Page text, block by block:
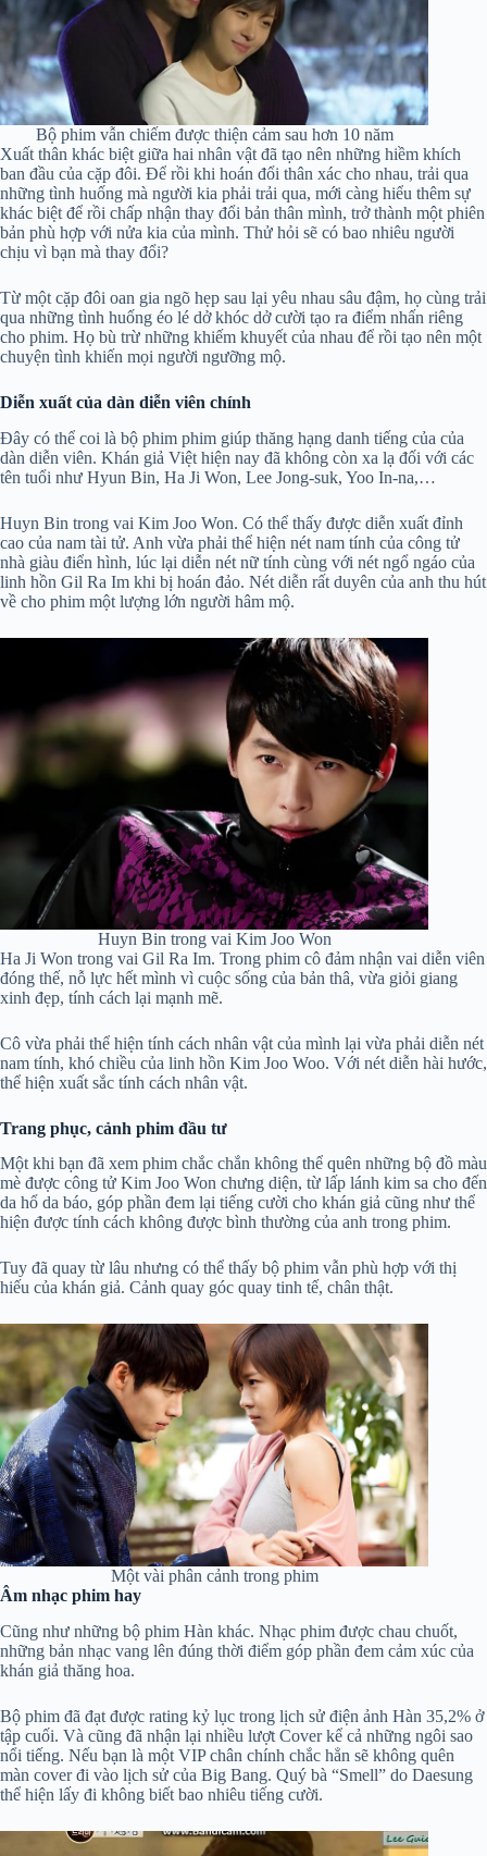
Bộ phim vẫn chiếm được thiện cảm sau hơn 10 năm
Xuất thân khác biệt giữa hai nhân vật đã tạo nên những hiềm khích
ban đầu của cặp đôi. Để rồi khi hoán đổi thân xác cho nhau, trải qua
những tình huống mà người kia phải trải qua, mới càng hiểu thêm sự
khác biệt để rồi chấp nhận thay đổi bản thân mình, trở thành một phiên
bản phù hợp với nửa kia của mình. Thử hỏi sẽ có bao nhiêu người
chịu vì bạn mà thay đổi?
Từ một cặp đôi oan gia ngõ hẹp sau lại yêu nhau sâu đậm, họ cùng trải
qua những tình huống éo lé dở khóc dở cười tạo ra điểm nhấn riêng
cho phim. Họ bù trừ những khiếm khuyết của nhau để rồi tạo nên một
chuyện tình khiến mọi người ngưỡng mộ.
Diễn xuất của dàn diễn viên chính
Đây có thể coi là bộ phim phim giúp thăng hạng danh tiếng của của
dàn diễn viên. Khán giả Việt hiện nay đã không còn xa lạ đối với các
tên tuổi như Hyun Bin, Ha Ji Won, Lee Jong-suk, Yoo In-na,…
Huyn Bin trong vai Kim Joo Won. Có thể thấy được diễn xuất đỉnh
cao của nam tài tử. Anh vừa phải thể hiện nét nam tính của công tử
nhà giàu điển hình, lúc lại diễn nét nữ tính cùng với nét ngổ ngáo của
linh hồn Gil Ra Im khi bị hoán đảo. Nét diễn rất duyên của anh thu hút
về cho phim một lượng lớn người hâm mộ.
Huyn Bin trong vai Kim Joo Won
Ha Ji Won trong vai Gil Ra Im. Trong phim cô đảm nhận vai diễn viên
đóng thế, nỗ lực hết mình vì cuộc sống của bản thâ, vừa giỏi giang
xinh đẹp, tính cách lại mạnh mẽ.
Cô vừa phải thể hiện tính cách nhân vật của mình lại vừa phải diễn nét
nam tính, khó chiều của linh hồn Kim Joo Woo. Với nét diễn hài hước,
thể hiện xuất sắc tính cách nhân vật.
Trang phục, cảnh phim đầu tư
Một khi bạn đã xem phim chắc chắn không thể quên những bộ đồ màu
mè được công tử Kim Joo Won chưng diện, từ lấp lánh kim sa cho đến
da hổ da báo, góp phần đem lại tiếng cười cho khán giả cũng như thể
hiện được tính cách không được bình thường của anh trong phim.
Tuy đã quay từ lâu nhưng có thể thấy bộ phim vẫn phù hợp với thị
hiếu của khán giả. Cảnh quay góc quay tinh tế, chân thật.
Một vài phân cảnh trong phim
Âm nhạc phim hay
Cũng như những bộ phim Hàn khác. Nhạc phim được chau chuốt,
những bản nhạc vang lên đúng thời điểm góp phần đem cảm xúc của
khán giả thăng hoa.
Bộ phim đã đạt được rating kỷ lục trong lịch sử điện ảnh Hàn 35,2% ở
tập cuối. Và cũng đã nhận lại nhiều lượt Cover kể cả những ngôi sao
nổi tiếng. Nếu bạn là một VIP chân chính chắc hẳn sẽ không quên
màn cover đi vào lịch sử của Big Bang. Quý bà “Smell” do Daesung
thể hiện lấy đi không biết bao nhiêu tiếng cười.